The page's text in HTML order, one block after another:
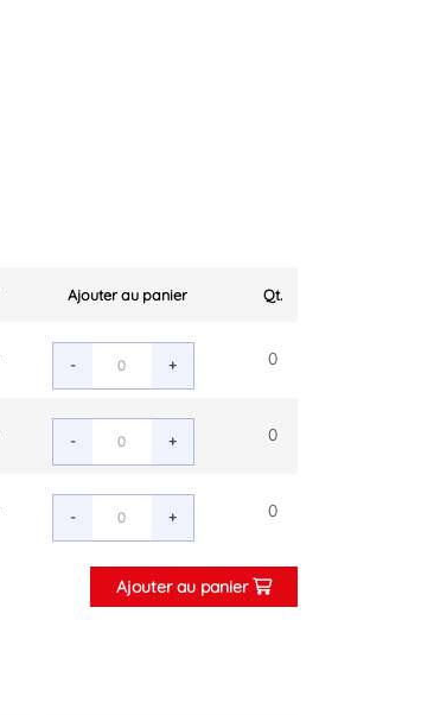
Ajouter au panier Qt.
- + 0
- + 0
- + 0
Ajouter au panier